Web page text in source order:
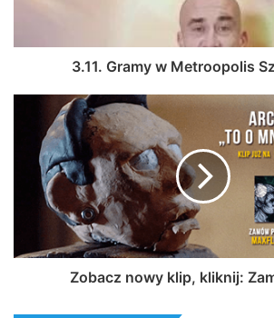
3.11. Gramy w Metroopolis
Zobacz nowy klip, kliknij: